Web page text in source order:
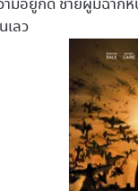
มีอยู่ก็ดี ชายผู้มีฉาก
เลว